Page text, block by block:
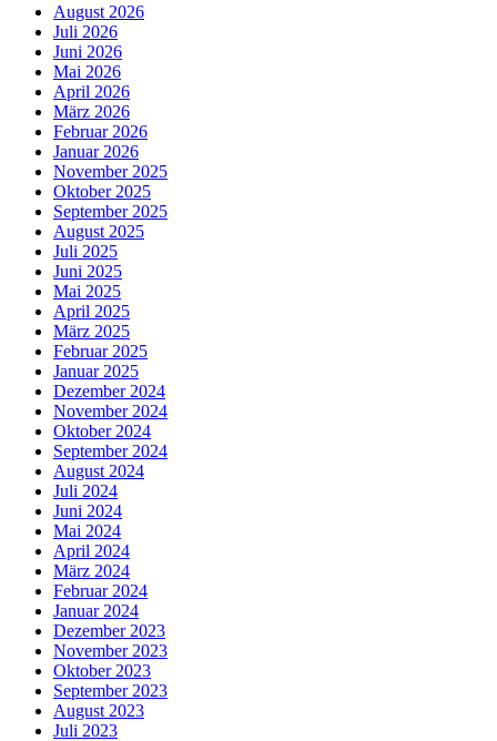
August 2026
Juli 2026
Juni 2026
Mai 2026
April 2026
März 2026
Februar 2026
Januar 2026
November 2025
Oktober 2025
September 2025
August 2025
Juli 2025
Juni 2025
Mai 2025
April 2025
März 2025
Februar 2025
Januar 2025
Dezember 2024
November 2024
Oktober 2024
September 2024
August 2024
Juli 2024
Juni 2024
Mai 2024
April 2024
März 2024
Februar 2024
Januar 2024
Dezember 2023
November 2023
Oktober 2023
September 2023
August 2023
Juli 2023